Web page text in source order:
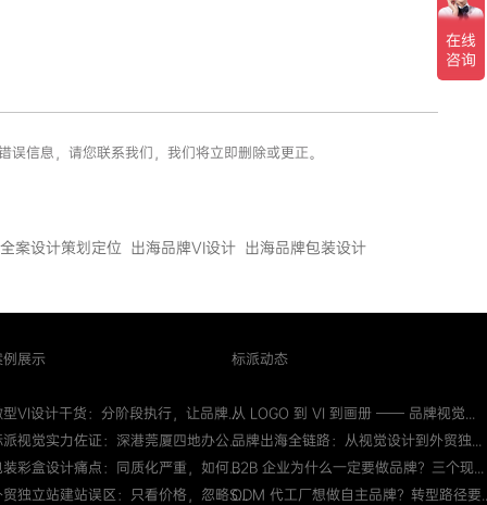
信息，请您联系我们，我们将立即删除或更正。
案设计策划定位 出海品牌VI设计 出海品牌包装设计
例展示
型VI设计干货：分阶段执行，让品牌...
派视觉实力佐证：深港莞厦四地办公...
装彩盒设计痛点：同质化严重，如何...
贸独立站建站误区：只看价格，忽略S...
标派动态
从 LOGO 到 VI 到画册 —— 品牌视觉...
品牌出海全链路：从视觉设计到外贸独...
B2B 企业为什么一定要做品牌？三个现...
ODM 代工厂想做自主品牌？转型路径要